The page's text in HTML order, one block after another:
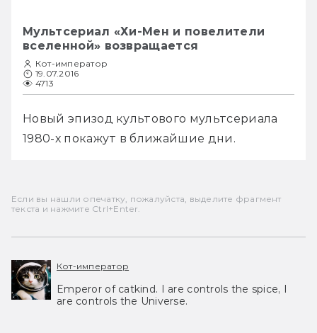
Мультсериал «Хи-Мен и повелители
вселенной» возвращается
Кот-император
19.07.2016
4713
Новый эпизод культового мультсериала
1980-х покажут в ближайшие дни.
Если вы нашли опечатку, пожалуйста, выделите фрагмент
текста и нажмите Ctrl+Enter.
Кот-император
Emperor of catkind. I are controls the spice, I
are controls the Universe.